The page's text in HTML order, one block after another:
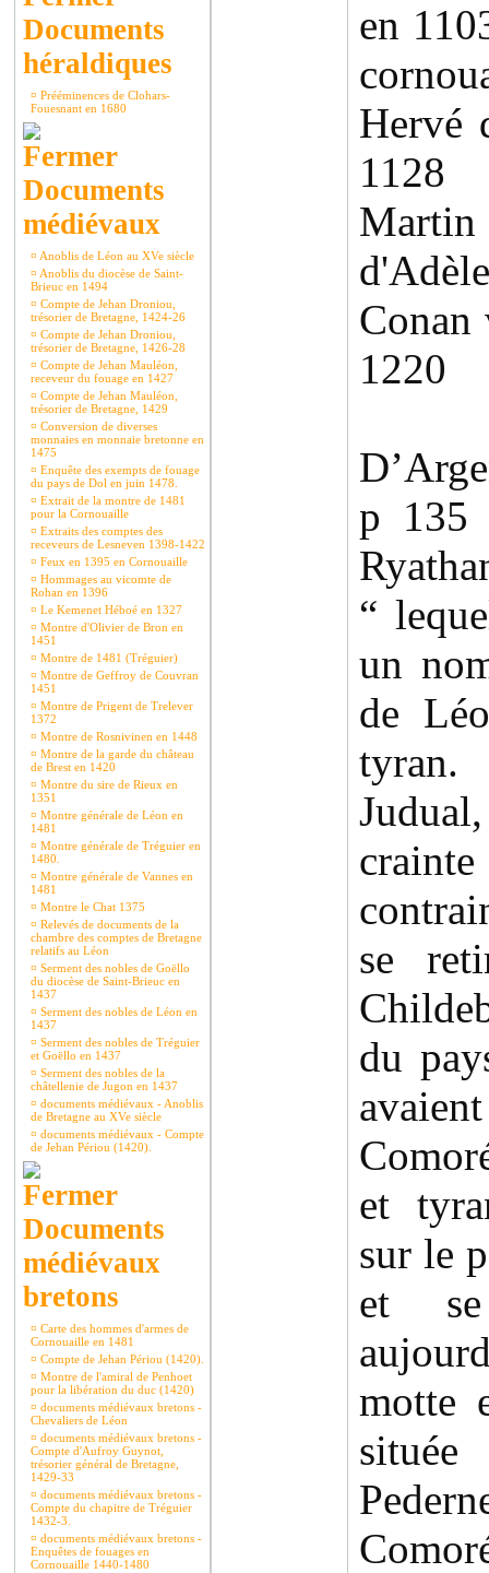
Documents
héraldiques
¤ Prééminences de Clohars-
Fouesnant en 1680
Documents
médiévaux
¤ Anoblis de Léon au XVe siècle
¤ Anoblis du diocèse de Saint-
Brieuc en 1494
¤ Compte de Jehan Droniou,
trésorier de Bretagne, 1424-26
¤ Compte de Jehan Droniou,
trésorier de Bretagne, 1426-28
¤ Compte de Jehan Mauléon,
receveur du fouage en 1427
¤ Compte de Jehan Mauléon,
trésorier de Bretagne, 1429
¤ Conversion de diverses
monnaies en monnaie bretonne en
1475
¤ Enquête des exempts de fouage
du pays de Dol en juin 1478.
¤ Extrait de la montre de 1481
pour la Cornouaille
¤ Extraits des comptes des
receveurs de Lesneven 1398-1422
¤ Feux en 1395 en Cornouaille
¤ Hommages au vicomte de
Rohan en 1396
¤ Le Kemenet Héboé en 1327
¤ Montre d'Olivier de Bron en
1451
¤ Montre de 1481 (Tréguier)
¤ Montre de Geffroy de Couvran
1451
¤ Montre de Prigent de Trelever
1372
¤ Montre de Rosnivinen en 1448
¤ Montre de la garde du château
de Brest en 1420
¤ Montre du sire de Rieux en
1351
¤ Montre générale de Léon en
1481
¤ Montre générale de Tréguier en
1480.
¤ Montre générale de Vannes en
1481
¤ Montre le Chat 1375
¤ Relevés de documents de la
chambre des comptes de Bretagne
relatifs au Léon
¤ Serment des nobles de Goëllo
du diocèse de Saint-Brieuc en
1437
¤ Serment des nobles de Léon en
1437
¤ Serment des nobles de Tréguier
et Goëllo en 1437
¤ Serment des nobles de la
châtellenie de Jugon en 1437
¤ documents médiévaux - Anoblis
de Bretagne au XVe siècle
¤ documents médiévaux - Compte
de Jehan Périou (1420).
Documents
médiévaux
bretons
¤ Carte des hommes d'armes de
Cornouaille en 1481
¤ Compte de Jehan Périou (1420).
¤ Montre de l'amiral de Penhoet
pour la libération du duc (1420)
¤ documents médiévaux bretons -
Chevaliers de Léon
¤ documents médiévaux bretons -
Compte d'Aufroy Guynot,
trésorier général de Bretagne,
1429-33
¤ documents médiévaux bretons -
Compte du chapitre de Tréguier
1432-3.
¤ documents médiévaux bretons -
Enquêtes de fouages en
Cornouaille 1440-1480
en
Hervé
1128
Conan
1220
p
“
un
de
se
du
et
sur le
et se
motte